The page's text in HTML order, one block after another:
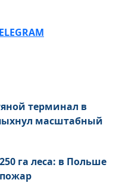
терминал в
масштабный
га леса: в Польше